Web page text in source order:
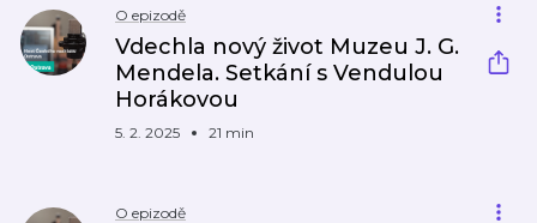
O epizodě
Vdechla nový život Muzeu J. G.
Mendela. Setkání s Vendulou
Horákovou
5. 2. 2025 21 min
O epizodě